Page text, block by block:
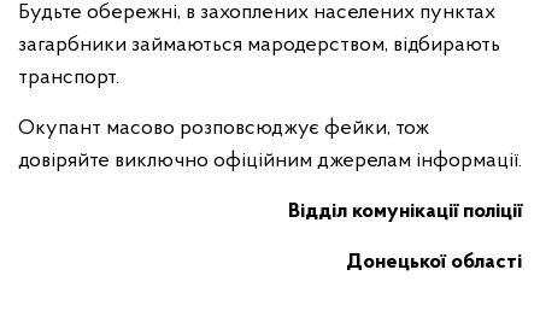
Будьте обережні, в захоплених населених пунктах
загарбники займаються мародерством, відбирають
транспорт.
Окупант масово розповсюджує фейки, тож
довіряйте виключно офіційним джерелам інформації.
Відділ комунікації поліції
Донецької області